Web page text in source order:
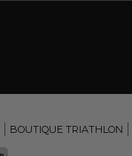
BOUTIQUE TRIATHLON